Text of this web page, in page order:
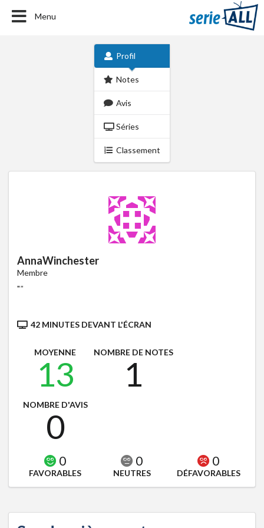
Menu
Profil
Notes
Avis
Séries
Classement
AnnaWinchester
Membre
""
42 MINUTES DEVANT L'ÉCRAN
MOYENNE
13
NOMBRE DE NOTES
1
NOMBRE D'AVIS
0
0
FAVORABLES
0
NEUTRES
0
DÉFAVORABLES